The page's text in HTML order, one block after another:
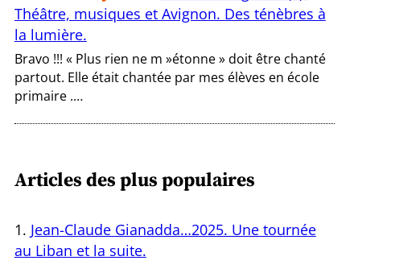
Théâtre, musiques et Avignon. Des ténèbres à
la lumière.
Bravo !!! « Plus rien ne m »étonne » doit être chanté
partout. Elle était chantée par mes élèves en école
primaire .…
Articles des plus populaires
Jean-Claude Gianadda…2025. Une tournée
au Liban et la suite.